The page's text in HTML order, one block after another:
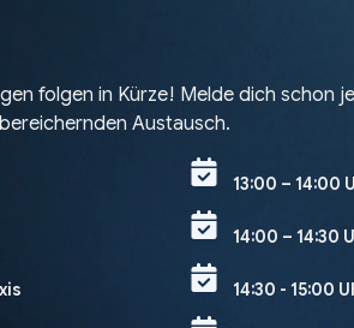
folgen in Kürze! Melde dich schon
Austausch.
13:00 – 14:00
14:00 – 14:30
14:30 - 15:00